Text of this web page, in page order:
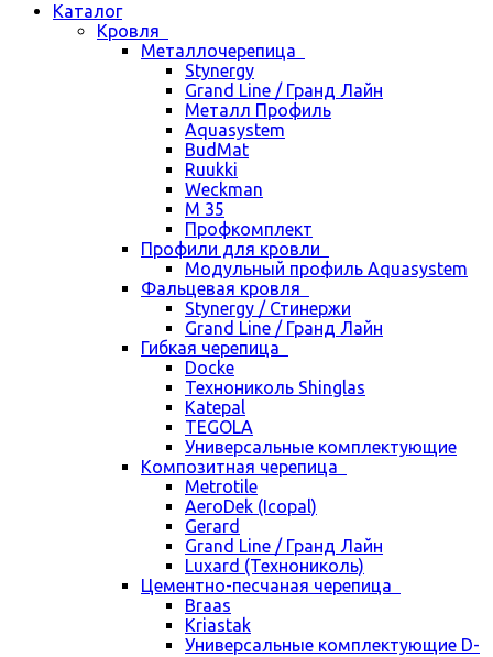
Каталог
Кровля
Металлочерепица
Stynergy
Grand Line / Гранд Лайн
Металл Профиль
Aquasystem
BudMat
Ruukki
Weckman
М 35
Профкомплект
Профили для кровли
Модульный профиль Aquasystem
Фальцевая кровля
Stynergy / Стинержи
Grand Line / Гранд Лайн
Гибкая черепица
Docke
Технониколь Shinglas
Katepal
TEGOLA
Универсальные комплектующие
Композитная черепица
Metrotile
AeroDek (Icopal)
Gerard
Grand Line / Гранд Лайн
Luxard (Технониколь)
Цементно-песчаная черепица
Braas
Kriastak
Универсальные комплектующие D-